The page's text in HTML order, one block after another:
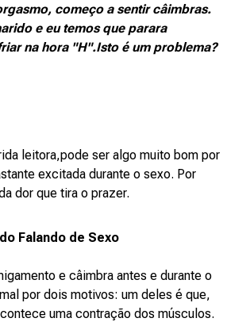
começo a sentir câimbras.
e eu temos que parara
na hora "H".Isto é um problema?
leitora,pode ser algo muito bom por
excitada durante o sexo. Por
dor que tira o prazer.
Falando de Sexo
e câimbra antes e durante o
por dois motivos: um deles é que,
uma contração dos músculos.